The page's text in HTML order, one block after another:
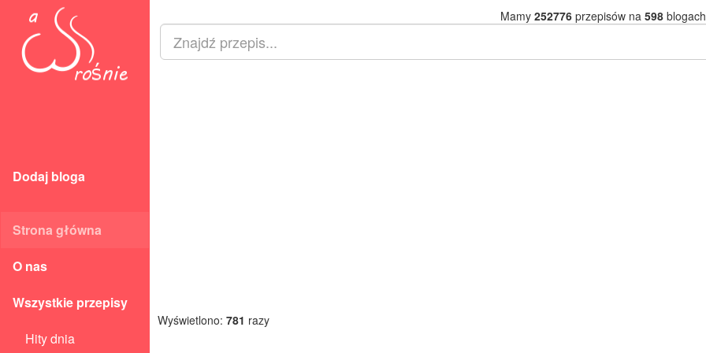
Dodaj bloga
Strona główna
O nas
Wszystkie przepisy
Hity dnia
Mamy 252776przepisów na 598
Wyświetlono: 781 razy